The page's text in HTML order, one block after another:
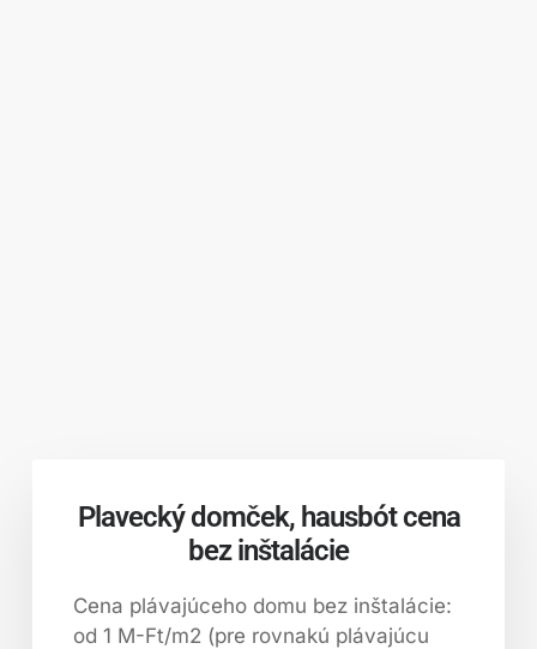
Plavecký domček, hausbót cena
bez inštalácie
Cena plávajúceho domu bez inštalácie:
od 1 M-Ft/m2 (pre rovnakú plávajúcu